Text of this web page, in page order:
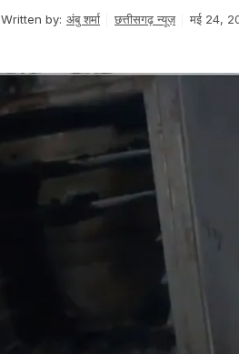
Written by: अंबु शर्मा छत्तीसगढ़ न्यूज़ मई 24,